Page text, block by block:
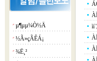
¡á µ¶µµ¼Ò½Ä
¡á ½Ã»çÃÊÁ¡
¡á ¾Ë¸²
ìí